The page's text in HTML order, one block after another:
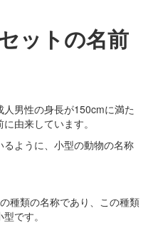
ットの名前
男性の身長が150cmに満た
由来しています。
ように、小型の動物の名称
の種類の名称であり、この種類
です。